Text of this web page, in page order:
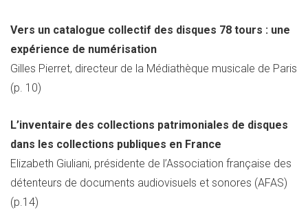
Vers un catalogue collectif des disques 78 tours : une
expérience de numérisation
Gilles Pierret, directeur de la Médiathèque musicale de Paris
(p. 10)
L’inventaire des collections patrimoniales de disques
dans les collections publiques en France
Elizabeth Giuliani, présidente de l’Association française des
détenteurs de documents audiovisuels et sonores (AFAS)
(p.14)